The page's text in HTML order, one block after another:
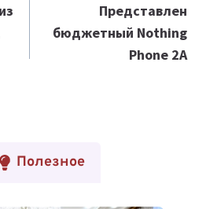
Представлен
бюджетный Nothing
Phone 2A
Полезное